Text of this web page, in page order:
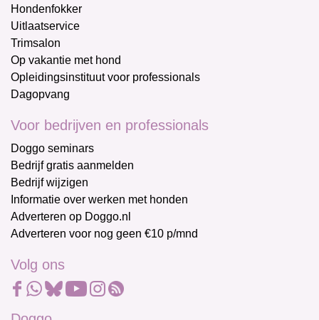
Hondenfokker
Uitlaatservice
Trimsalon
Op vakantie met hond
Opleidingsinstituut voor professionals
Dagopvang
Voor bedrijven en professionals
Doggo seminars
Bedrijf gratis aanmelden
Bedrijf wijzigen
Informatie over werken met honden
Adverteren op Doggo.nl
Adverteren voor nog geen €10 p/mnd
Volg ons